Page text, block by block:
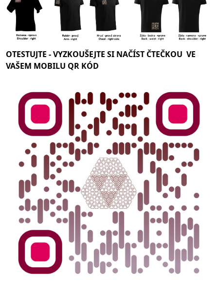
OTESTUJTE -VYZKOUŠEJTE SI NAČÍST ČTEČKOU VE
VAŠEM MOBILU QR KÓD